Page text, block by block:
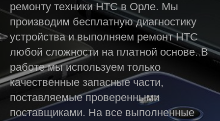
ремонту техники HTC в Орле. Мы
производим бесплатную диагностику
устройства и выполняем ремонт HTC
любой сложности на платной основе. В
работе мы используем только
качественные запасные части,
поставляемые проверенными
поставщиками. На все выполненные